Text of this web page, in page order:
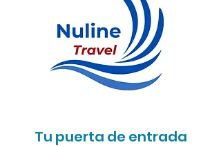
Tu puerta de entrada